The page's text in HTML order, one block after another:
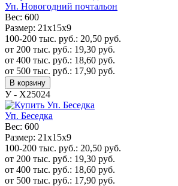
Уп. Новогодний почтальон
Вес: 600
Размер: 21х15х9
100-200 тыс. руб.: 20,50 руб.
от 200 тыс. руб.: 19,30 руб.
от 400 тыс. руб.: 18,60 руб.
от 500 тыс. руб.: 17,90 руб.
В корзину
У - Х25024
Уп. Беседка
Вес: 600
Размер: 21х15х9
100-200 тыс. руб.: 20,50 руб.
от 200 тыс. руб.: 19,30 руб.
от 400 тыс. руб.: 18,60 руб.
от 500 тыс. руб.: 17,90 руб.